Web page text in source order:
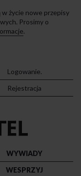
w życie nowe przepisy
Prosimy o
.
Logowanie.
Rejestracja
strony
WYWIADY
WESPRZYJ